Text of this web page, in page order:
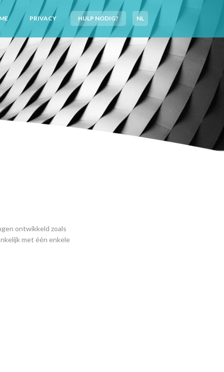
PRIVACY HULP NODIG? NL
ontwikkeld zoals
met één enkele